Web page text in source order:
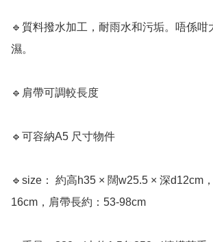
🔹質料撥水加工，耐雨水和污垢。唔係咁
濕。
🔹肩帶可調較長度
🔹可容納A5 尺寸物件
🔹size： 約高h35 × 闊w25.5 × 深d12cm
16cm，肩帶長約：53-98cm